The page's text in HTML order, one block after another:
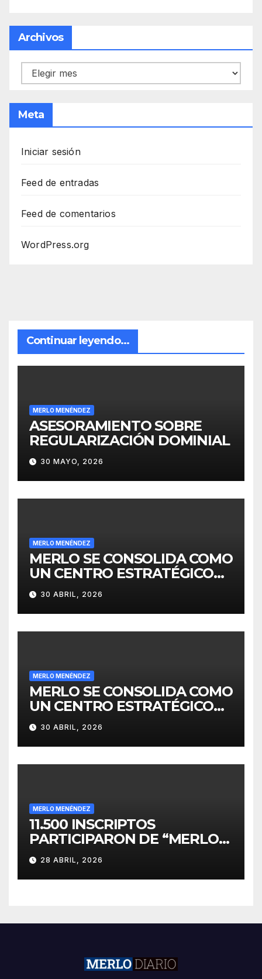
Archivos
Archivos
Meta
Iniciar sesión
Feed de entradas
Feed de comentarios
WordPress.org
Continuar leyendo...
MERLO MENÉNDEZ
ASESORAMIENTO SOBRE
REGULARIZACIÓN DOMINIAL
30 MAYO, 2026
MERLO MENÉNDEZ
MERLO SE CONSOLIDA COMO
UN CENTRO ESTRATÉGICO
PARA EL DESARROLLO DE
INVERSIONES
30 ABRIL, 2026
MERLO MENÉNDEZ
MERLO SE CONSOLIDA COMO
UN CENTRO ESTRATÉGICO
PARA EL DESARROLLO DE
INVERSIONES
30 ABRIL, 2026
MERLO MENÉNDEZ
11.500 INSCRIPTOS
PARTICIPARON DE “MERLO
CORRE POR MALVINAS”
28 ABRIL, 2026